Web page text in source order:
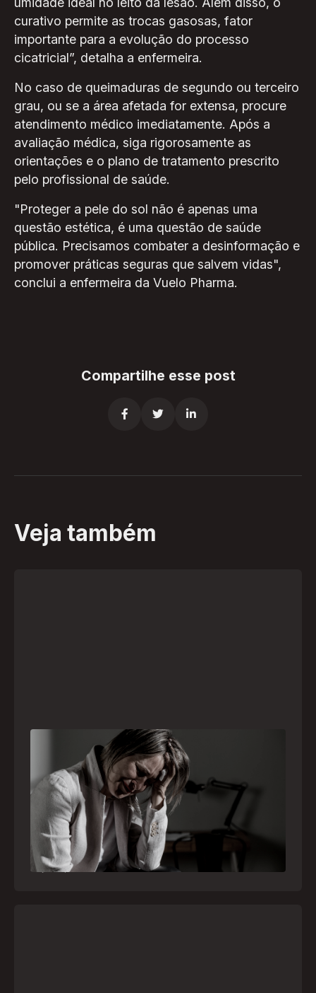
curativo permite as trocas gasosas, fator
importante para a evolução do processo
cicatricial”, detalha a enfermeira.
No caso de queimaduras de segundo ou terceiro
grau, ou se a área afetada for extensa, procure
atendimento médico imediatamente. Após a
avaliação médica, siga rigorosamente as
orientações e o plano de tratamento prescrito
pelo profissional de saúde.
"Proteger a pele do sol não é apenas uma
questão estética, é uma questão de saúde
pública. Precisamos combater a desinformação e
promover práticas seguras que salvem vidas",
conclui a enfermeira da Vuelo Pharma.
Compartilhe esse post
  
Veja também
Crise psiquiátrica é urgência médica: saiba
como o SAMU atua nesses casos
Surtos, tentativas de suicídio e episódios de
agitação intensa são considerados urgências
médicas e devem receber atendimento
especializado pelo telefone 192
21 julho, 2026